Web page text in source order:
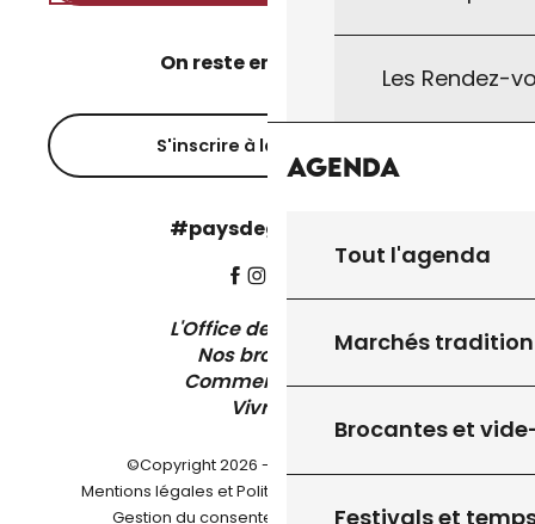
Les Rendez-
Agenda
Tout l'agenda
Marchés
Brocantes et
Festivals et
On reste en contact ?
S'inscrire à la newsletter
#paysdegourdon !
L'Office de Tourisme
Nos brochures
Comment venir ?
Vivre ici
©Copyright 2026 - Pays de Gourdon
Mentions légales et Politique de confidentialité
Gestion du consentement Plan du site-